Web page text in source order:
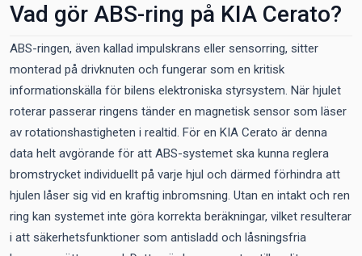
Vad gör ABS-ring på KIA Cerato?
ABS-ringen, även kallad impulskrans eller sensorring, sitter
monterad på drivknuten och fungerar som en kritisk
informationskälla för bilens elektroniska styrsystem. När hjulet
roterar passerar ringens tänder en magnetisk sensor som läser
av rotationshastigheten i realtid. För en KIA Cerato är denna
data helt avgörande för att ABS-systemet ska kunna reglera
bromstrycket individuellt på varje hjul och därmed förhindra att
hjulen låser sig vid en kraftig inbromsning. Utan en intakt och ren
ring kan systemet inte göra korrekta beräkningar, vilket resulterar
i att säkerhetsfunktioner som antisladd och låsningsfria